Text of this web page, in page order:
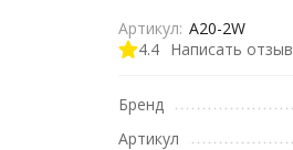
4.4 Написать отзыв
Артикул: A20-2W
Бренд
Артикул